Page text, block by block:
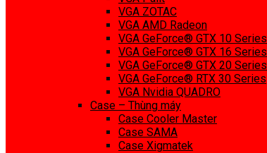
VGA ZOTAC
VGA AMD Radeon
VGA GeForce® GTX 10 Series
VGA GeForce® GTX 16 Series
VGA GeForce® GTX 20 Series
VGA GeForce® RTX 30 Series
VGA Nvidia QUADRO
Case – Thùng máy
Case Cooler Master
Case SAMA
Case Xigmatek